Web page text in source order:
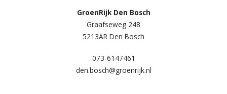
GroenRijk Den Bosch
Graafseweg 248
5213AR Den Bosch
073-6147461
den.bosch@groenrijk.nl